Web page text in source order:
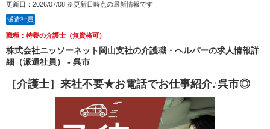
更新日：2026/07/08 ※更新日時点の最新情報です
派遣社員
職種：特養の介護士（無資格可）
株式会社ニッソーネット岡山支社の介護職・ヘルパーの求人情報詳
細（派遣社員） - 呉市
［介護士］来社不要★お電話でお仕事紹介♪呉市◎